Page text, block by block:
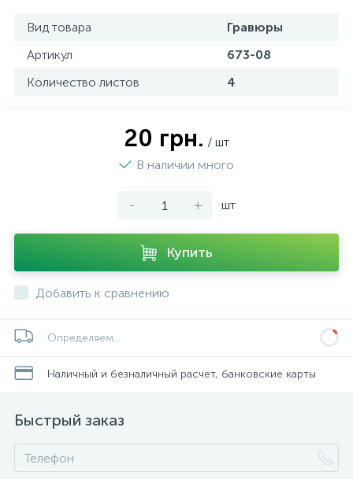
Вид товара
Гравюры
Артикул
673-08
Количество листов
4
20 грн. / шт
В наличии много
- + шт
Купить
Добавить к сравнению
Определяем...
Наличный и безналичный расчет, банковские карты
Быстрый заказ